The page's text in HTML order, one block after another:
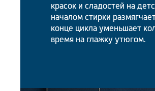
красок и сладостей на
началом стирки
конце цикла уменьшает
время на глажку утюгом.